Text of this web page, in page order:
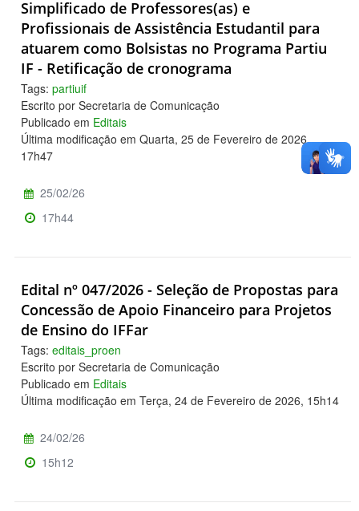
Simplificado de Professores(as) e
Profissionais de Assistência Estudantil para
atuarem como Bolsistas no Programa Partiu
IF - Retificação de cronograma
Tags: partiuif
Escrito por Secretaria de Comunicação
Publicado em Editais
Última modificação em Quarta, 25 de Fevereiro de 2026,
17h47
25/02/26
17h44
Edital nº 047/2026 - Seleção de Propostas para
Concessão de Apoio Financeiro para Projetos
de Ensino do IFFar
Tags: editais_proen
Escrito por Secretaria de Comunicação
Publicado em Editais
Última modificação em Terça, 24 de Fevereiro de 2026, 15h14
24/02/26
15h12